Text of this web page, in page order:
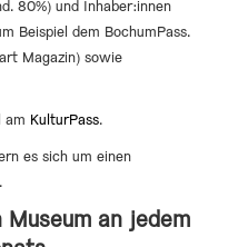
80%) und Inhaber:innen
Beispiel dem BochumPass.
Magazin) sowie
am KulturPass.
es sich um einen
an jedem